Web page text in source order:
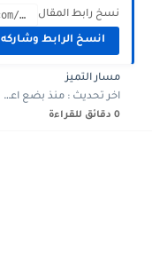
نسخ رابط المقال https://secondaire.masartamayoz.com/2023/12/devoir-synthese-2-Math-2eme-annee-informatique-24.html?m=1
انسخ الرابط وشاركه
مسار التميز
اخر تحديث :منذ بضع اعوام
0 دقائق للقراءة